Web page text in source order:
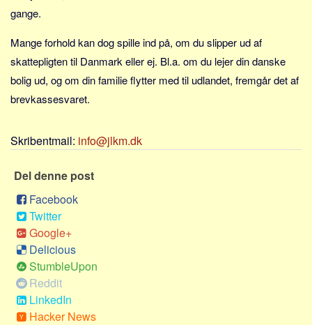
Sverige
Thailand
Italien
Grækenland
Alle
Bolig
Job
Virksomhed
Investering
Pension og opsparing
Forbrug
Social sikring og sundhed
gange.
Mange forhold kan dog spille ind på, om du slipper ud af
skattepligten til Danmark eller ej. Bl.a. om du lejer din danske
bolig ud, og om din familie flytter med til udlandet, fremgår det af
brevkassesvaret.
Skribentmail: info@jlkm.dk
Del denne post
Facebook
Twitter
Google+
Delicious
StumbleUpon
Reddit
LinkedIn
Hacker News